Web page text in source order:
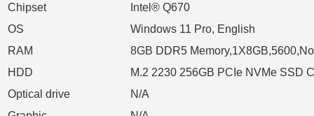
Chipset
Intel® Q670
OS
Windows 11 Pro, English
RAM
8GB DDR5
HDD
M.2 2230 256GB PCIe NVMe SSD
Optical drive
N/A